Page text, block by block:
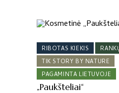
RIBOTAS KIEKIS
TIK STORY BY NATURE
PAGAMINTA LIETUVOJE
„Paukšteliai“